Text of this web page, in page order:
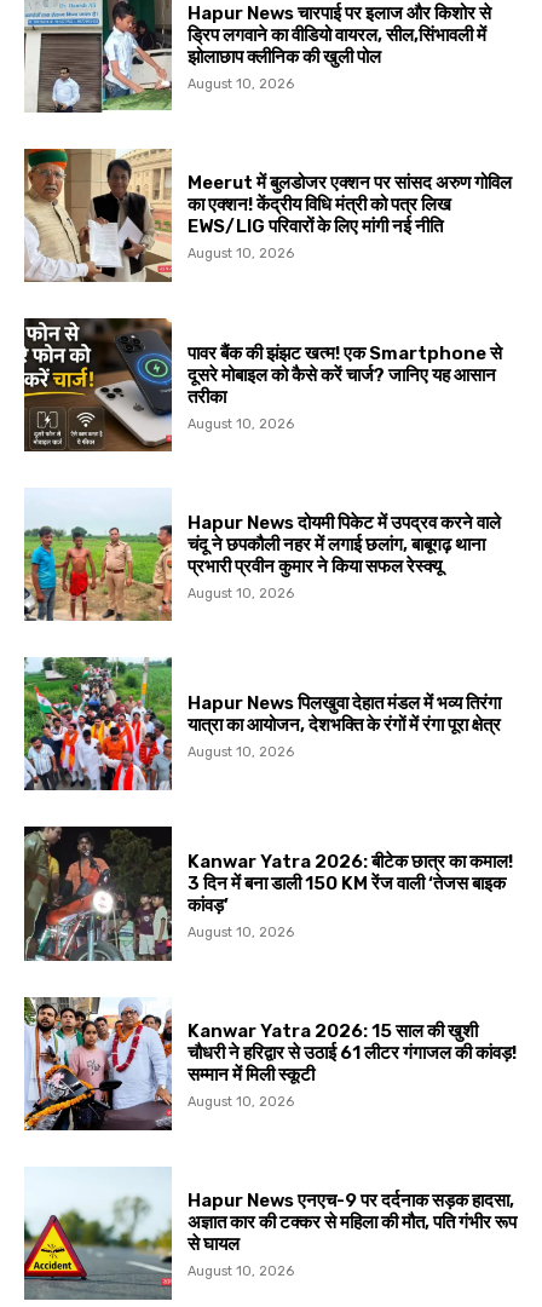
Hapur News चारपाई पर इलाज और किशोर से
ड्रिप लगवाने का वीडियो वायरल, सील,सिंभावली में
झोलाछाप क्लीनिक की खुली पोल
August 10, 2026
Meerut में बुलडोजर एक्शन पर सांसद अरुण गोविल
का एक्शन! केंद्रीय विधि मंत्री को पत्र लिख
EWS/LIG परिवारों के लिए मांगी नई नीति
August 10, 2026
पावर बैंक की झंझट खत्म! एक Smartphone से
दूसरे मोबाइल को कैसे करें चार्ज? जानिए यह आसान
तरीका
August 10, 2026
Hapur News दोयमी पिकेट में उपद्रव करने वाले
चंदू ने छपकौली नहर में लगाई छलांग, बाबूगढ़ थाना
प्रभारी प्रवीन कुमार ने किया सफल रेस्क्यू
August 10, 2026
Hapur News पिलखुवा देहात मंडल में भव्य तिरंगा
यात्रा का आयोजन, देशभक्ति के रंगों में रंगा पूरा क्षेत्र
August 10, 2026
Kanwar Yatra 2026: बीटेक छात्र का कमाल!
3 दिन में बना डाली 150 KM रेंज वाली ‘तेजस बाइक
कांवड़’
August 10, 2026
Kanwar Yatra 2026: 15 साल की खुशी
चौधरी ने हरिद्वार से उठाई 61 लीटर गंगाजल की कांवड़!
सम्मान में मिली स्कूटी
August 10, 2026
Hapur News एनएच-9 पर दर्दनाक सड़क हादसा,
अज्ञात कार की टक्कर से महिला की मौत, पति गंभीर रूप
से घायल
August 10, 2026